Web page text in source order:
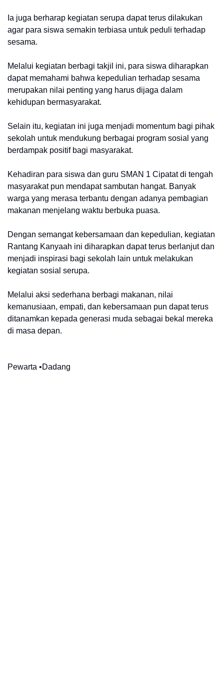
Ia juga berharap kegiatan serupa dapat terus dilakukan
agar para siswa semakin terbiasa untuk peduli terhadap
sesama.
Melalui kegiatan berbagi takjil ini, para siswa diharapkan
dapat memahami bahwa kepedulian terhadap sesama
merupakan nilai penting yang harus dijaga dalam
kehidupan bermasyarakat.
Selain itu, kegiatan ini juga menjadi momentum bagi pihak
sekolah untuk mendukung berbagai program sosial yang
berdampak positif bagi masyarakat.
Kehadiran para siswa dan guru SMAN 1 Cipatat di tengah
masyarakat pun mendapat sambutan hangat. Banyak
warga yang merasa terbantu dengan adanya pembagian
makanan menjelang waktu berbuka puasa.
Dengan semangat kebersamaan dan kepedulian, kegiatan
Rantang Kanyaah ini diharapkan dapat terus berlanjut dan
menjadi inspirasi bagi sekolah lain untuk melakukan
kegiatan sosial serupa.
Melalui aksi sederhana berbagi makanan, nilai
kemanusiaan, empati, dan kebersamaan pun dapat terus
ditanamkan kepada generasi muda sebagai bekal mereka
di masa depan.
Pewarta •Dadang